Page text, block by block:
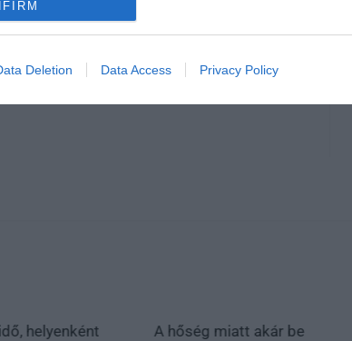
Deletion Data Access Privacy Policy
az EGRI ÜGYEK Google Hírek oldalán!
helyenként
A hőség miatt akár be